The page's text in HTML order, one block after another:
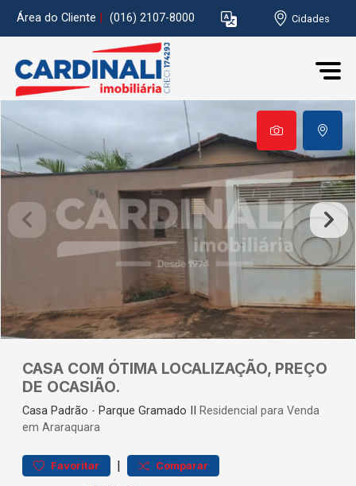
Área do Cliente (016) 2107-8000 Cidades
CASA COM ÓTIMA LOCALIZAÇÃO, PREÇO
DE OCASIÃO.
Casa Padrão - Parque Gramado II
Residencial para Venda
em Araraquara
Favoritar | Comparar